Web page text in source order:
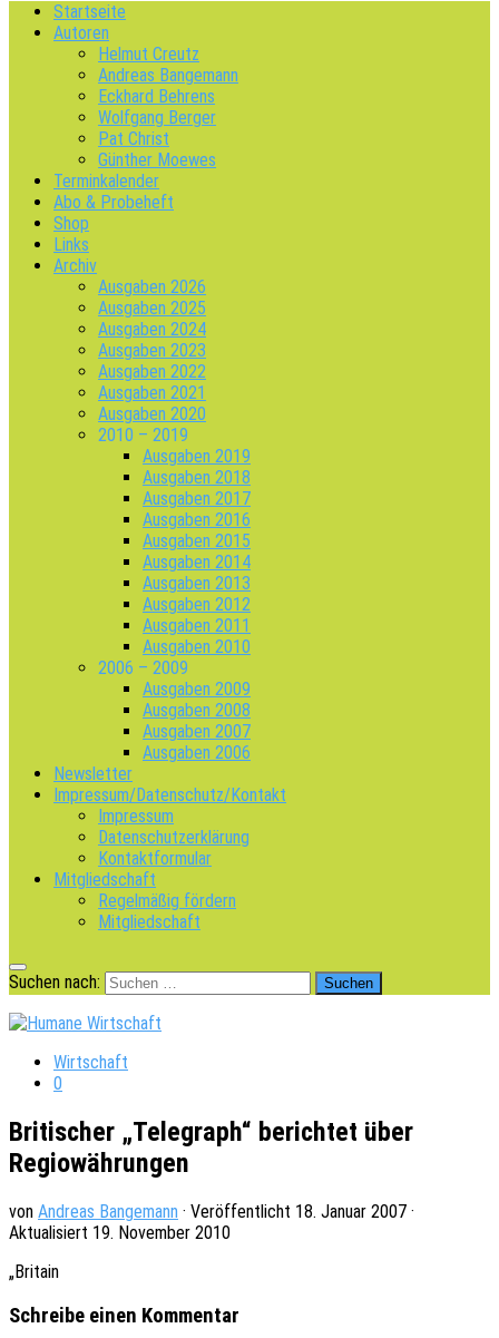
Startseite
Autoren
Helmut Creutz
Andreas Bangemann
Eckhard Behrens
Wolfgang Berger
Pat Christ
Günther Moewes
Terminkalender
Abo & Probeheft
Shop
Links
Archiv
Ausgaben 2026
Ausgaben 2025
Ausgaben 2024
Ausgaben 2023
Ausgaben 2022
Ausgaben 2021
Ausgaben 2020
2010 – 2019
Ausgaben 2019
Ausgaben 2018
Ausgaben 2017
Ausgaben 2016
Ausgaben 2015
Ausgaben 2014
Ausgaben 2013
Ausgaben 2012
Ausgaben 2011
Ausgaben 2010
2006 – 2009
Ausgaben 2009
Ausgaben 2008
Ausgaben 2007
Ausgaben 2006
Newsletter
Impressum/Datenschutz/Kontakt
Impressum
Datenschutzerklärung
Kontaktformular
Mitgliedschaft
Regelmäßig fördern
Mitgliedschaft
Suchen nach:
Wirtschaft
0
Britischer „Telegraph“ berichtet über
Regiowährungen
von Andreas Bangemann · Veröffentlicht 18. Januar 2007 ·
Aktualisiert 19. November 2010
„Britain
Schreibe einen Kommentar